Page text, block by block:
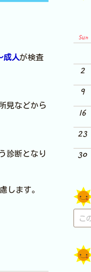
成人が検査
見などから
診断となり
します。
Sun
2
9
16
23
30